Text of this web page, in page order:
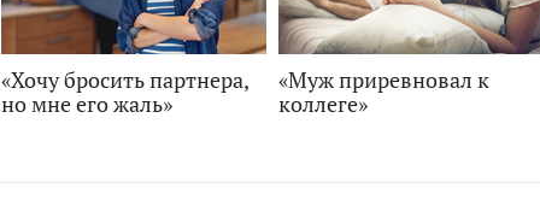
«Хочу бросить партнера,
но мне его жаль»
«Муж приревновал к
коллеге»